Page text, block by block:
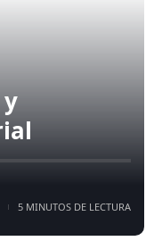
5 MINUTOS DE LECTURA